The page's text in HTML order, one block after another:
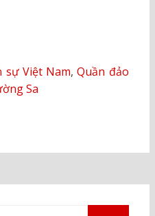
sự Việt Nam,Quần đảo
Sa